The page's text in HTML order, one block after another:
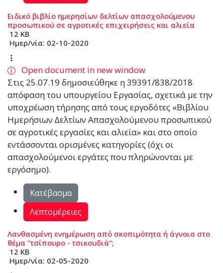
Ειδικό βιβλίο ημερησίων δελτίων απασχολούμενου
προσωπικού σε αγροτικές επιχειρήσεις και αλιεία
12 KB
Ημερ/νία: 02-10-2020
Open document in new window
Στις 25.07.19 δηµοσιεύθηκε η 39391/838/2018
απόφαση του υπουργείου Εργασίας, σχετικά µε την
υποχρέωση τήρησης από τους εργοδότες «Βιβλίου
Ηµερήσιων ∆ελτίων Απασχολούµενου προσωπικού
σε αγροτικές εργασίες και αλιεία» και στο οποίο
εντάσσονται ορισµένες κατηγορίες (όχι οι
απασχολούµενοι εργάτες που πληρώνονται µε
εργόσηµο).
Κατέβασμα
Λεπτομέρειες
Λανθασμένη ενημέρωση από σκοπιμότητα ή άγνοια στο
θέμα "τσίπουρο - τσικουδιά";
12 KB
Ημερ/νία: 02-05-2020